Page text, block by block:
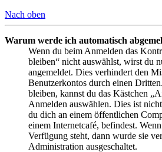
Nach oben
Warum werde ich automatisch
Wenn du beim Anmelden das
bleiben“ nicht auswählst, wirst du
angemeldet. Dies verhindert den
Benutzerkontos durch einen
bleiben, kannst du das Kästchen
Anmelden auswählen. Dies ist
du dich an einem öffentlichen
einem Internetcafé, befindest.
Verfügung steht, dann wurde sie
Administration ausgeschaltet.